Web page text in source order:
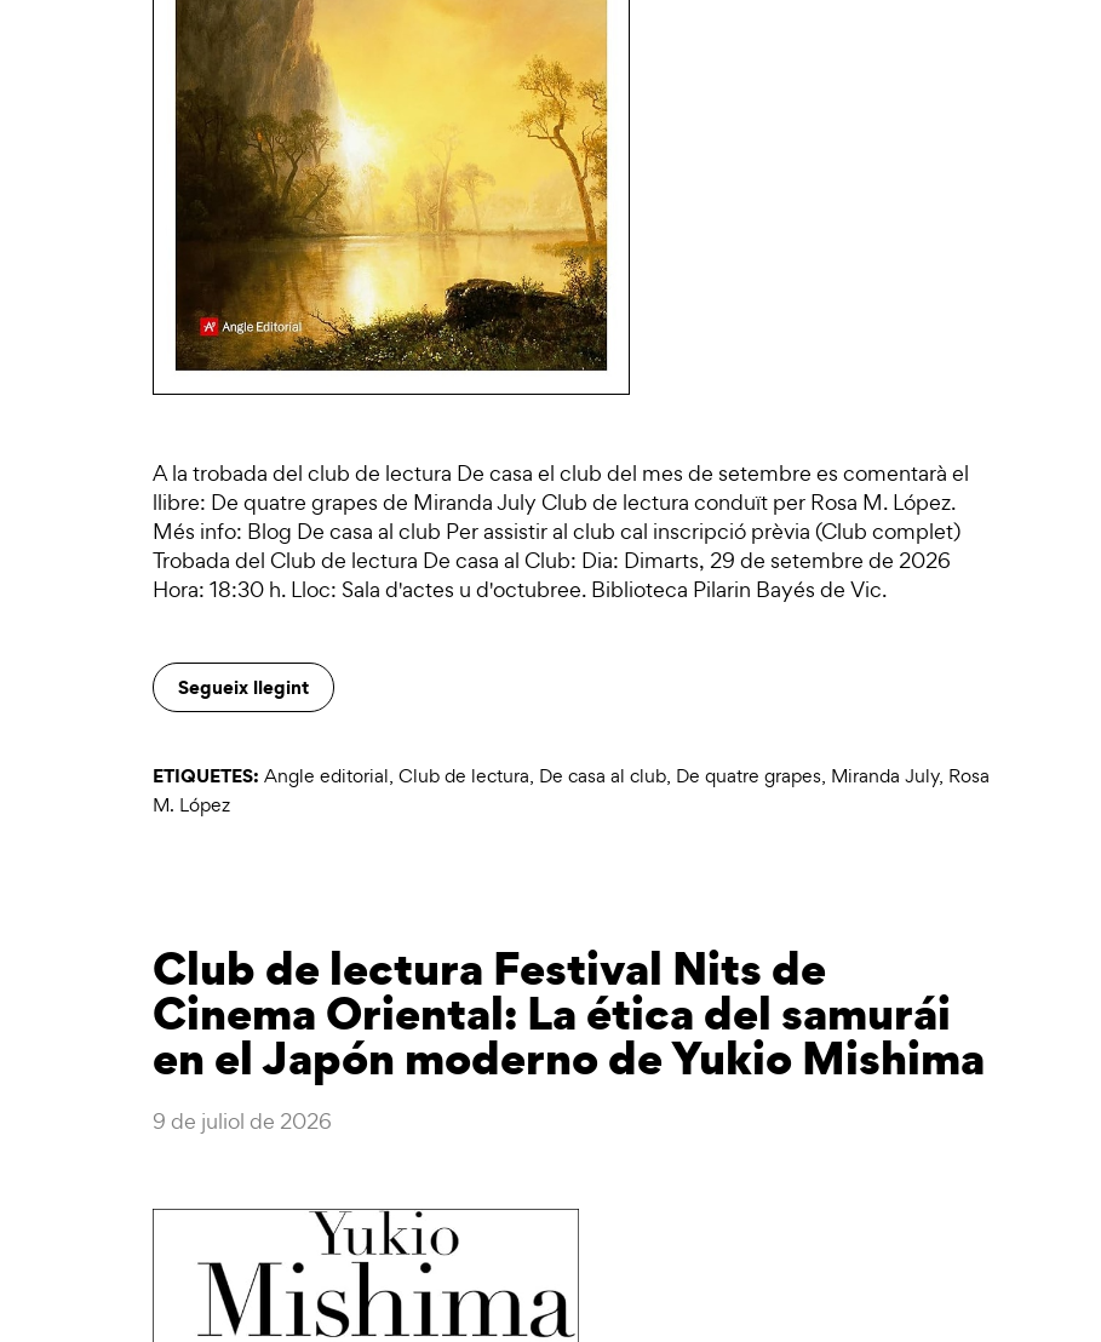
A la trobada del club de lectura De casa el club del mes de setembre es comentarà el
llibre: De quatre grapes de Miranda July Club de lectura conduït per Rosa M. López.
Més info: Blog De casa al club Per assistir al club cal inscripció prèvia (Club complet)
Trobada del Club de lectura De casa al Club: Dia: Dimarts, 29 de setembre de 2026
Hora: 18:30 h. Lloc: Sala d'actes u d'octubree. Biblioteca Pilarin Bayés de Vic.
Segueix llegint
ETIQUETES: Angle editorial, Club de lectura, De casa al club, De quatre grapes, Miranda July, Rosa
M. López
Club de lectura Festival Nits de
Cinema Oriental: La ética del samurái
en el Japón moderno de Yukio Mishima
9 de juliol de 2026